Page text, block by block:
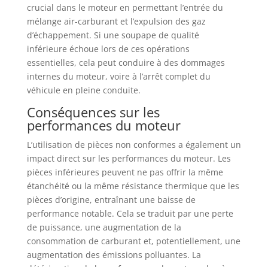
crucial dans le moteur en permettant l’entrée du
mélange air-carburant et l’expulsion des gaz
d’échappement. Si une soupape de qualité
inférieure échoue lors de ces opérations
essentielles, cela peut conduire à des dommages
internes du moteur, voire à l’arrêt complet du
véhicule en pleine conduite.
Conséquences sur les
performances du moteur
L’utilisation de pièces non conformes a également un
impact direct sur les performances du moteur. Les
pièces inférieures peuvent ne pas offrir la même
étanchéité ou la même résistance thermique que les
pièces d’origine, entraînant une baisse de
performance notable. Cela se traduit par une perte
de puissance, une augmentation de la
consommation de carburant et, potentiellement, une
augmentation des émissions polluantes. La